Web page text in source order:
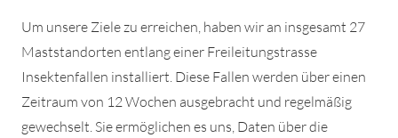
Um unsere Ziele zu erreichen, haben wir an insgesamt 27
Maststandorten entlang einer Freileitungstrasse
Insektenfallen installiert. Diese Fallen werden über einen
Zeitraum von 12 Wochen ausgebracht und regelmäßig
gewechselt. Sie ermöglichen es uns, Daten über die